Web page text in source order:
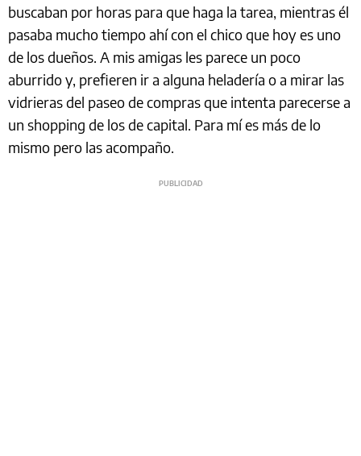
buscaban por horas para que haga la tarea, mientras él
pasaba mucho tiempo ahí con el chico que hoy es uno
de los dueños. A mis amigas les parece un poco
aburrido y, prefieren ir a alguna heladería o a mirar las
vidrieras del paseo de compras que intenta parecerse a
un shopping de los de capital. Para mí es más de lo
mismo pero las acompaño.